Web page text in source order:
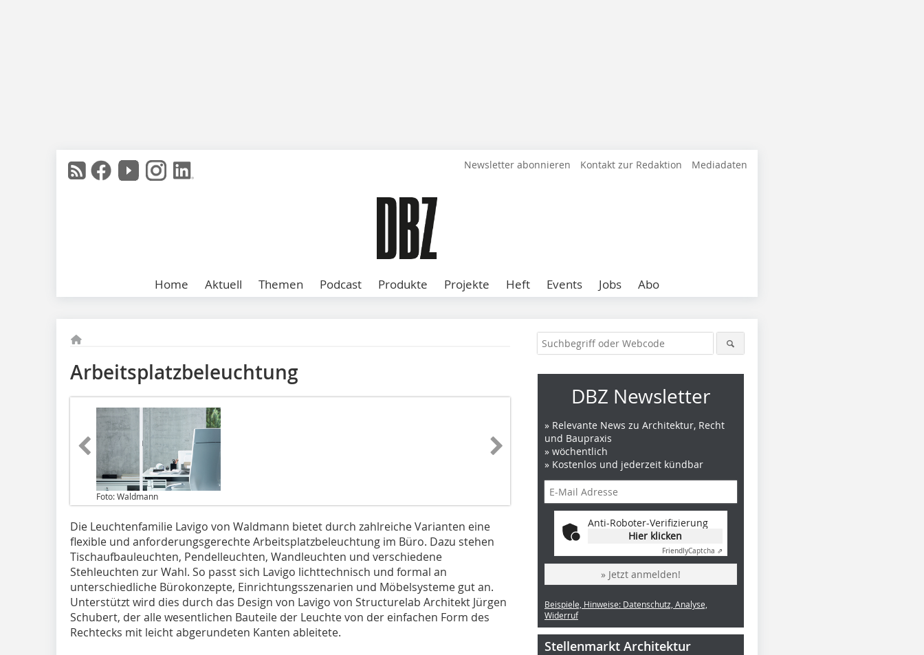
Newsletter abonnieren Kontakt zur Redaktion Mediadaten
Home Aktuell Themen Podcast Produkte Projekte Heft Events Jobs Abo
Arbeitsplatzbeleuchtung
Foto: Waldmann
Die Leuchtenfamilie Lavigo von Waldmann bietet durch zahlreiche Varianten eine
flexible und anforderungsgerechte Arbeitsplatzbeleuchtung im Büro. Dazu stehen
Tischaufbauleuchten, Pendelleuchten, Wandleuchten und verschiedene
Stehleuchten zur Wahl. So passt sich Lavigo lichttechnisch und formal an
unterschiedliche Bürokonzepte, Einrichtungsszenarien und Möbelsysteme gut an.
Unterstützt wird dies durch das Design von Lavigo von Structurelab Architekt Jürgen
Schubert, der alle wesentlichen Bauteile der Leuchte von der einfachen Form des
Rechtecks mit leicht abgerundeten Kanten ableitete.
DBZ Newsletter
» Relevante News zu Architektur, Recht
und Baupraxis
» wöchentlich
» Kostenlos und jederzeit kündbar
Anti-Roboter-Verifizierung
Hier klicken
FriendlyCaptcha ⇗
» Jetzt anmelden!
Beispiele, Hinweise: Datenschutz, Analyse,
Widerruf
Stellenmarkt Architektur